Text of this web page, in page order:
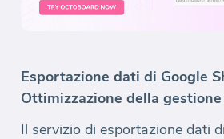
Esportazione dati di Google
Ottimizzazione della
Il servizio di esportazione dati